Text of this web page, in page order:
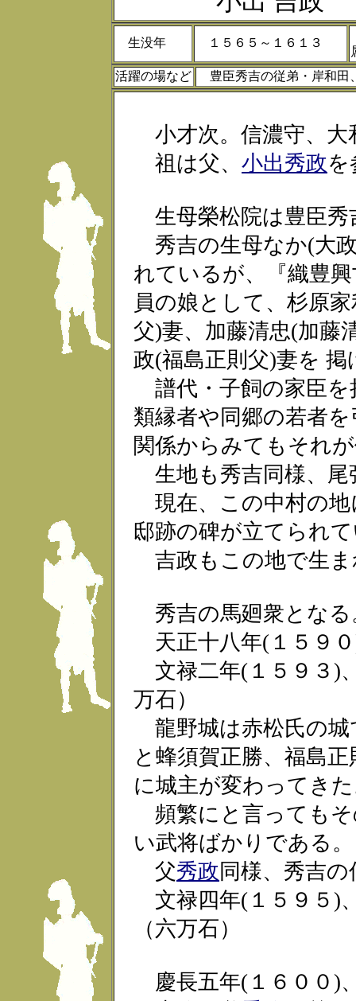
生没年 １５６５～１６１３
活躍の場など
豊臣秀吉の従弟・岸和
小才次。信濃守、大
祖は父、 小出秀政を
生母榮松院は豊臣秀
秀吉の生母なか(大
れているが、『織豊
員の娘として、杉原
父)妻、加藤清忠(加藤
政(福島正則父)妻を 掲
譜代・子飼の家臣を
類縁者や同郷の若者
関係からみてもそれ
生地も秀吉同様、尾
現在、この中村の地
邸跡の碑が立てられ
吉政もこの地で生
秀吉の馬廻衆となる
天正十八年(１５９
文禄二年(１５９３)
万石）
龍野城は赤松氏の城
と蜂須賀正勝、福島
に城主が変わってき
頻繁にと言ってもそ
い武将ばかりである。
父秀政同様、秀吉
文禄四年(１５９５)
（六万石）
慶長五年(１６００)